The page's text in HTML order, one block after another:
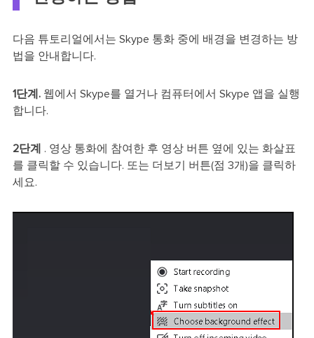
다음 튜토리얼에서는 Skype 통화 중에 배경을 변경하는 방
법을 안내합니다.
1단계.웹에서 Skype를 열거나 컴퓨터에서 Skype 앱을 실행
합니다.
2단계
. 영상 통화에 참여한 후 영상 버튼 옆에 있는 화살표
를 클릭할 수 있습니다. 또는 더보기 버튼(점 3개)을 클릭하
세요.